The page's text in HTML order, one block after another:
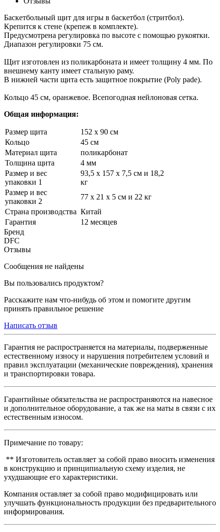
Баскетбольный щит для игры в баскетбол (стритбол).
Крепится к стене (крепеж в комплекте).
Предусмотрена регулировка по высоте с помощью рукоятки.
Диапазон регулировки 75 см.
Щит изготовлен из поликарбоната и имеет толщину 4 мм. По
внешнему канту имеет стальную раму.
В нижней части щита есть защитное покрытие (Poly pade).
Кольцо 45 см, оранжевое. Всепогодная нейлоновая сетка.
Общая информация:
Размер щита
152 х 90 см
Кольцо
45 см
Материал щита
поликарбонат
Толщина щита
4 мм
Размер и вес
упаковки 1
93,5 х 157 х 7,5 см и 18,2
кг
Размер и вес
упаковки 2
77 х 21 х 5 см и 22 кг
Страна производства Китай
Гарантия
12 месяцев
Бренд
DFC
Отзывы
Сообщения не найдены
Вы пользовались продуктом?
Расскажите нам что-нибудь об этом и помогите другим
принять правильное решение
Написать отзыв
Гарантия не распространяется на материалы, подверженные
естественному износу и нарушения потребителем условий и
правил эксплуатации (механические повреждения), хранения
и транспортировки товара.
Гарантийные обязательства не распространяются на навесное
и дополнительное оборудование, а так же на маты в связи с их
естественным износом.
Примечание по товару:
** Изготовитель оставляет за собой право вносить изменения
в конструкцию и принципиальную схему изделия, не
ухудшающие его характеристики.
Компания оставляет за собой право модифицировать или
улучшать функциональность продукции без предварительного
информирования.